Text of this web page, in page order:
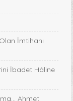
İmtihanı
İbadet Hâline
Ahmet